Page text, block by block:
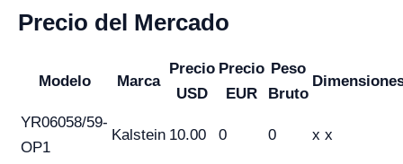
Precio del Mercado
Modelo Marca
Precio
USD
Precio
EUR
Peso
Bruto
YR06058/59-
OP1
Kalstein 10.00 0 0 x x